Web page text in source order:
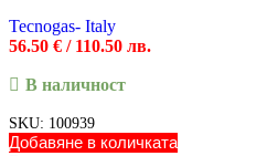
Tecnogas- Italy
56.50 € / 110.50 лв.
В наличност
SKU: 100939
Добавяне в количката